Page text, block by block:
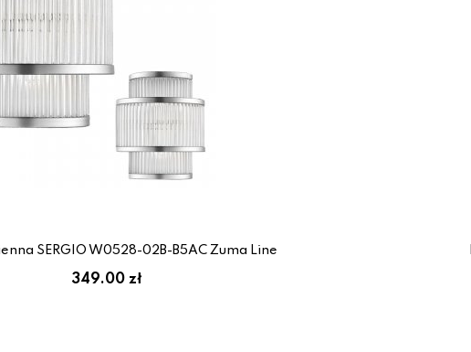
SERGIO W0528-02B-B5AC Zuma Line
349.00 zł